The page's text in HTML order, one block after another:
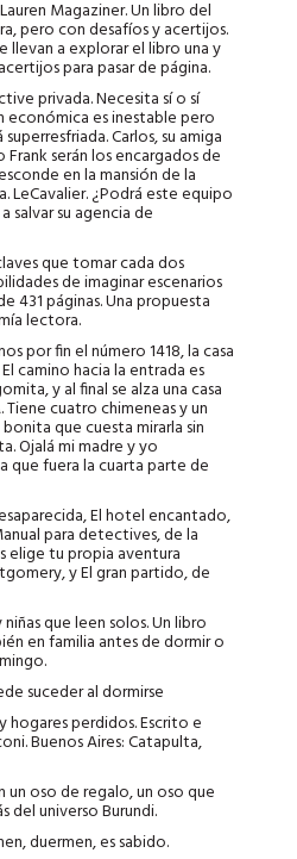
Magaziner. Un libro del
pero con desafíos y acertijos.
llevan a explorar el libro una y
para pasar de página.
privada. Necesita sí o sí
económica es inestable pero
Carlos, su amiga
serán los encargados de
en la mansión de la
LeCavalier. ¿Podrá este equipo
salvar su agencia de
que tomar cada dos
de imaginar escenarios
431 páginas. Una propuesta
lectora.
por fin el número 1418, la casa
camino hacia la entrada es
y al final se alza una casa
Tiene cuatro chimeneas y un
que cuesta mirarla sin
Ojalá mi madre y yo
que fuera la cuarta parte de
El hotel encantado,
para detectives, de la
elige tu propia aventura
y El gran partido, de
que leen solos. Un libro
en familia antes de dormir o
suceder al dormirse
hogares perdidos. Escrito e
Buenos Aires: Catapulta,
un oso de regalo, un oso que
del universo Burundi.
duermen, es sabido.